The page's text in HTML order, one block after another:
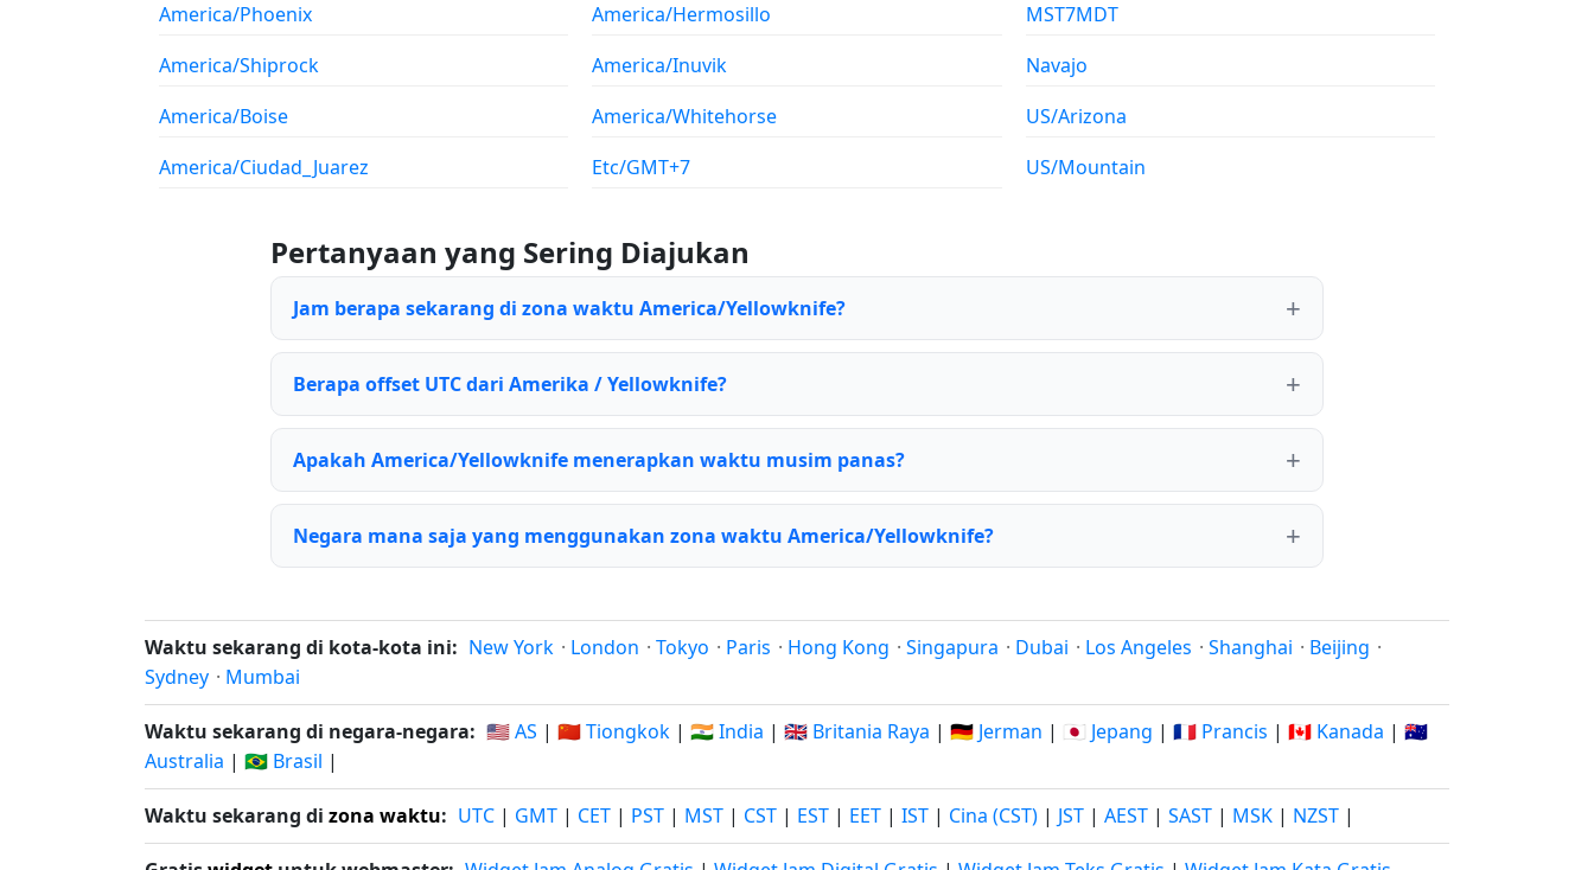
America/Phoenix
America/Shiprock
America/Boise
America/Ciudad_Juarez
America/Hermosillo
America/Inuvik
America/Whitehorse
Etc/GMT+7
MST7MDT
Navajo
US/Arizona
US/Mountain
Pertanyaan yang Sering Diajukan
Jam berapa sekarang di zona waktu America/Yellowknife?
Berapa offset UTC dari Amerika / Yellowknife?
Apakah America/Yellowknife menerapkan waktu musim panas?
Negara mana saja yang menggunakan zona waktu America/Yellowknife?
Waktu sekarang di kota-kota ini: New York · London · Tokyo · Paris · Hong Kong · Singapura · Dubai · Los Angeles · Shanghai · Beijing ·
Sydney · Mumbai
Waktu sekarang di negara-negara: 🇺🇸 AS | 🇨🇳 Tiongkok | 🇮🇳 India | 🇬🇧 Britania Raya | 🇩🇪 Jerman | 🇯🇵 Jepang | 🇫🇷 Prancis | 🇨🇦 Kanada | 🇦🇺
Australia | 🇧🇷 Brasil |
Waktu sekarang di zona waktu: UTC | GMT | CET | PST | MST | CST | EST | EET | IST | Cina (CST) | JST | AEST | SAST | MSK | NZST |